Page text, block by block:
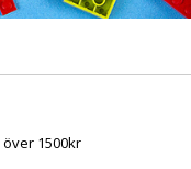
1500kr